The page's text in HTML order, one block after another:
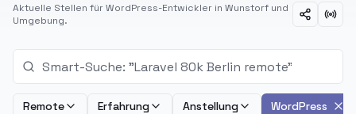
Aktuelle Stellen für WordPress-Entwickler in Wunstorf und
Umgebung.
Remote Erfahrung Anstellung WordPress